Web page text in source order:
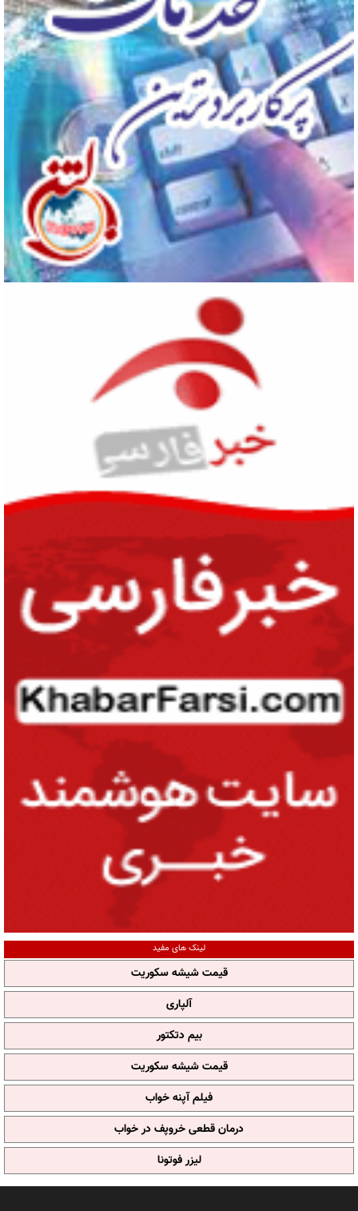
لینک های مفید
قیمت شیشه سکوریت
آلپاری
بیم دتکتور
قیمت شیشه سکوریت
فیلم آپنه خواب
درمان قطعی خروپف در خواب
لیزر فوتونا